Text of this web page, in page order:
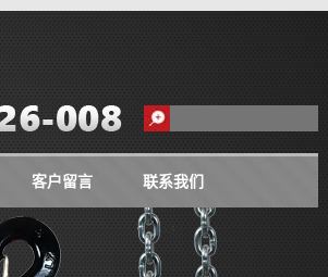
客户留言 联系我们